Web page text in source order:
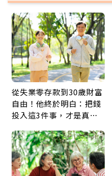
從失業零存款到30歲財富
自由！他終於明白：把錢
投入這3件事，才是真正